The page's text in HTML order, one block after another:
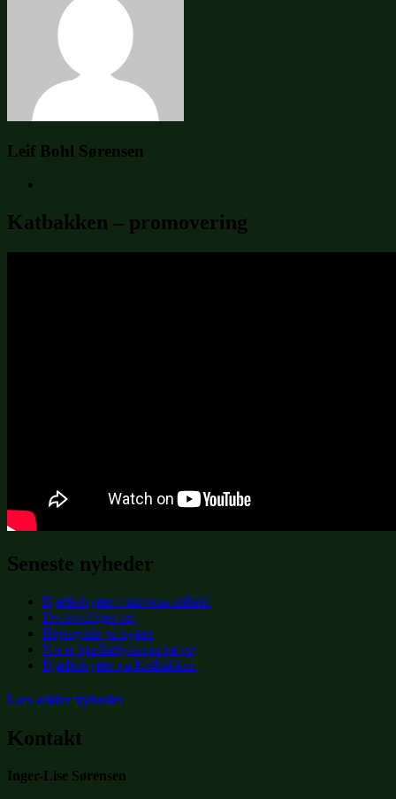
Leif Bohl Sørensen
Katbakken – promovering
Seneste nyheder
Bjælkehytter i skovens stilhed
De frivilliges tur.
Rejsegilde på hytter
Nu er bjælkehytterne på vej
Bjælkehytter på Katbakken
Læs ældre nyheder
Kontakt
Inger-Lise Sørensen